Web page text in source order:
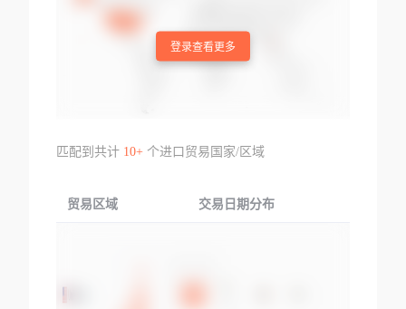
登录查看更多
匹配到共计 10+个进口贸易国家/区域
贸易区域 交易日期分布